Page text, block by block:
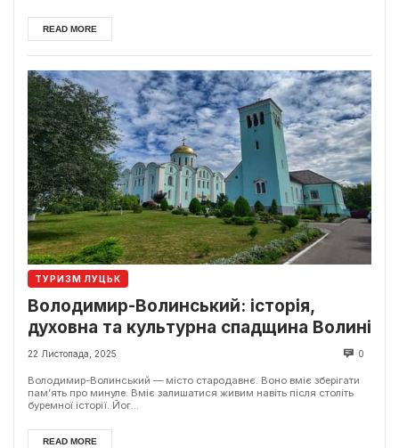
READ MORE
ТУРИЗМ ЛУЦЬК
Володимир-Волинський: історія,
духовна та культурна спадщина Волині
22 Листопада, 2025 0
Володимир-Волинський — місто стародавнє. Воно вміє зберігати
пам’ять про минуле. Вміє залишатися живим навіть після століть
буремної історії. Йог...
READ MORE